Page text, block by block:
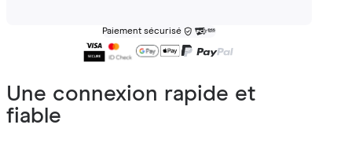
Paiement sécurisé
Une connexion rapide et
fiable